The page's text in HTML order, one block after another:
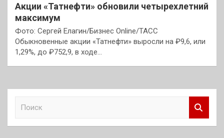
Акции «Татнефти» обновили четырехлетний
максимум
Фото: Сергей Елагин/Бизнес Online/ТАСС
Обыкновенные акции «Татнефти» выросли на ₽9,6, или
1,29%, до ₽752,9, в ходе…